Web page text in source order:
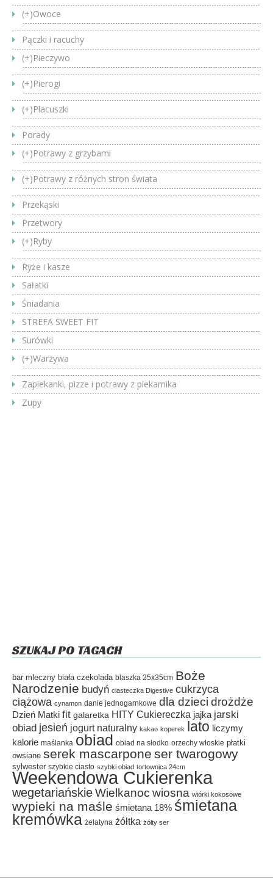
(+)Owoce
Pączki i racuchy
(+)Pieczywo
(+)Pierogi
(+)Placuszki
Porady
(+)Potrawy z grzybami
(+)Potrawy z różnych stron świata
Przekąski
Przetwory
(+)Ryby
Ryże i kasze
Sałatki
Śniadania
STREFA SWEET FIT
Surówki
(+)Warzywa
Zapiekanki, pizze i potrawy z piekarnika
Zupy
SZUKAJ PO TAGACH
bar mleczny biała czekolada blaszka 25x35cm Boże
Narodzenie budyń ciasteczka Digestive cukrzyca
ciążowa cynamon danie jednogarnkowe dla dzieci drożdże
Dzień Matki fit galaretka HITY Cukiereczka jajka jarski
obiad jesień jogurt naturalny kakao koperek lato liczymy
kalorie maślanka obiad obiad na słodko orzechy włoskie płatki
owsiane serek mascarpone ser twarogowy
sylwester szybkie ciasto szybki obiad tortownica 24cm
Weekendowa Cukierenka
wegetariańskieWielkanoc wiosna wiórki kokosowe
wypieki na maśle śmietana 18% śmietana
kremówka żelatyna żółtka żółty ser